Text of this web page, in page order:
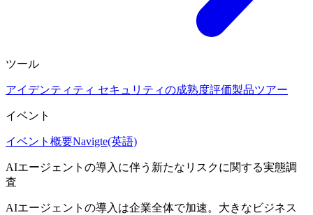
ツール
アイデンティティ セキュリティの成熟度評価製品ツアー
イベント
イベント概要Navigte(英語)
AIエージェントの導入に伴う新たなリスクに関する実態調
査
AIエージェントの導入は企業全体で加速。大きなビジネス